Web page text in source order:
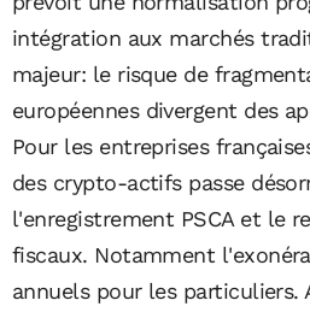
intégration aux marchés
majeur: le risque de
européennes divergent des
Pour les entreprises
des crypto-actifs passe
l'enregistrement PSCA et le
fiscaux. Notamment
annuels pour les particuliers.